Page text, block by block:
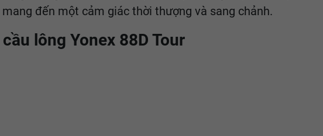
đến một cảm giác thời thượng và sang chảnh.
lông Yonex 88D Tour